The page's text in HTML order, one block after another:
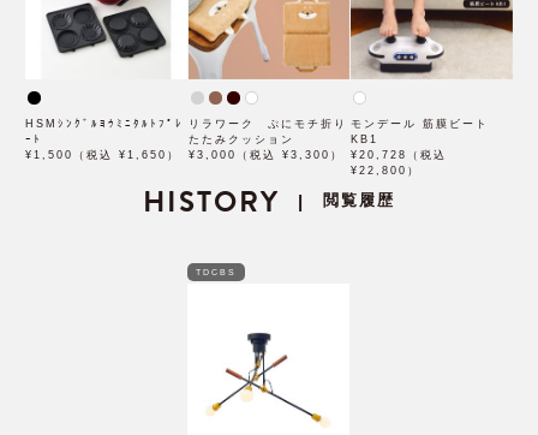
HSMｼﾝｸﾞﾙﾖｳﾐﾆﾀﾙﾄﾌﾟﾚ
ｰﾄ
¥1,500（税込 ¥1,650）
リラワーク ぷにモチ折り
たたみクッション
¥3,000（税込 ¥3,300）
モンデール 筋膜ビート
KB1
¥20,728（税込
¥22,800）
HISTORY | 閲覧履歴
TDCBS